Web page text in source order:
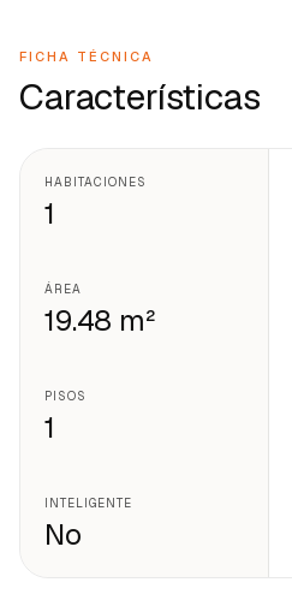
FICHA TÉCNICA
Características
HABITACIONES
1
ÁREA
19.48 m²
PISOS
1
INTELIGENTE
No